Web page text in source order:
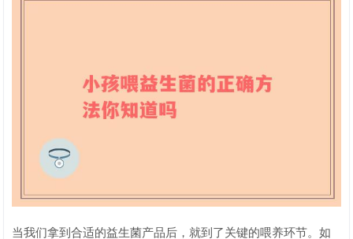
当我们拿到合适的益生菌产品后，就到了关键的喂养环节。如